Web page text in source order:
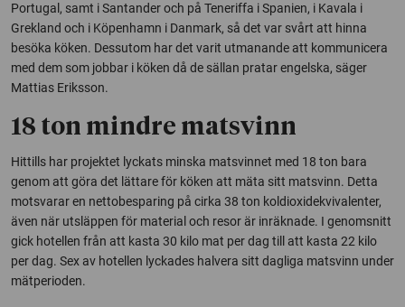
Portugal, samt i Santander och på Teneriffa i Spanien, i Kavala i
Grekland och i Köpenhamn i Danmark, så det var svårt att hinna
besöka köken. Dessutom har det varit utmanande att kommunicera
med dem som jobbar i köken då de sällan pratar engelska, säger
Mattias Eriksson.
18 ton mindre matsvinn
Hittills har projektet lyckats minska matsvinnet med 18 ton bara
genom att göra det lättare för köken att mäta sitt matsvinn. Detta
motsvarar en nettobesparing på cirka 38 ton koldioxidekvivalenter,
även när utsläppen för material och resor är inräknade. I genomsnitt
gick hotellen från att kasta 30 kilo mat per dag till att kasta 22 kilo
per dag. Sex av hotellen lyckades halvera sitt dagliga matsvinn under
mätperioden.